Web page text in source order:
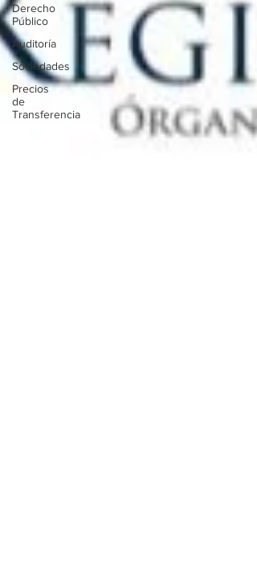
Derecho
Público
Auditoría
Sociedades
Precios
de
Transferencia